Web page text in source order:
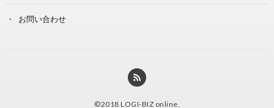
お問い合わせ
©2018 LOGI-BIZ online.